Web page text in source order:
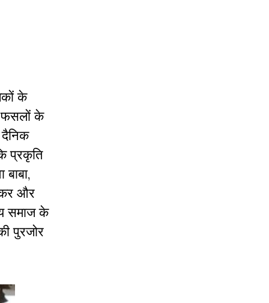
के
फसलों के
प्रकृति
कर और
समाज के
पुरजोर